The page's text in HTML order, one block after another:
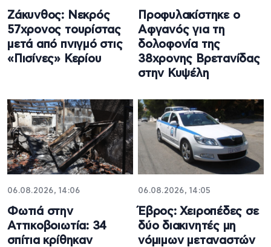
Ζάκυνθος: Νεκρός
57χρονος τουρίστας
μετά από πνιγμό στις
«Πισίνες» Κερίου
Προφυλακίστηκε ο
Αφγανός για τη
δολοφονία της
38χρονης Βρετανίδας
στην Κυψέλη
06.08.2026, 14:06
Φωτιά στην
Αττικοβοιωτία: 34
σπίτια κρίθηκαν
06.08.2026, 14:05
Έβρος: Χειροπέδες σε
δύο διακινητές μη
νόμιμων μεταναστών